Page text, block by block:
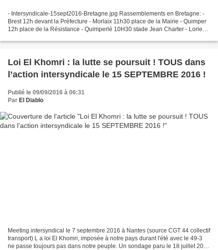
- Intersyndicale-15sept2016-Bretagne.jpg Rassemblements en Bretagne: -
Brest 12h devant la Préfecture - Morlaix 11h30 place de la Mairie - Quimper
12h place de la Résistance - Quimperlé 10H30 stade Jean Charter - Lorient
Loi El Khomri : la lutte se poursuit ! TOUS dans
l’action intersyndicale le 15 SEPTEMBRE 2016 !
Publié le 09/09/2016 à 06:31
Par El Diablo
Meeting intersyndical le 7 septembre 2016 à Nantes (source CGT 44 collectif
transport) L a loi El Khomri, imposée à notre pays durant l'été avec le 49-3
ne passe toujours pas dans notre peuple. Un sondage paru le 18 juillet 2016